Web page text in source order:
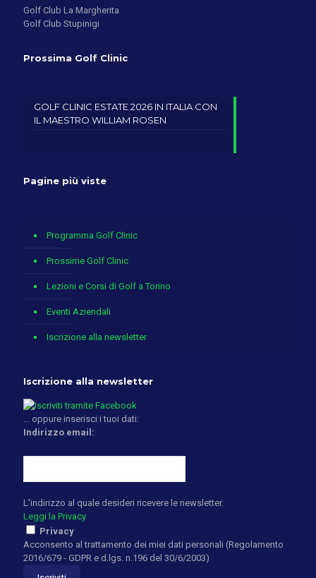
Golf Club La Margherita
Golf Club Stupinigi
Prossima Golf Clinic
GOLF CLINIC ESTATE 2026 IN ITALIA CON
IL MAESTRO WILLIAM ROSEN
Pagine più viste
Programma Golf Clinic
Prossime Golf Clinic
Lezioni e Corsi di Golf a Torino
Eventi Aziendali
Iscrizione alla newsletter
Iscrizione alla newsletter
... oppure inserisci i tuoi dati:
Indirizzo email:
L'indirizzo al quale desideri ricevere le newsletter.
Leggi la Privacy
Privacy
Acconsento al trattamento dei miei dati personali (Regolamento
2016/679 - GDPR e d.lgs. n.196 del 30/6/2003)